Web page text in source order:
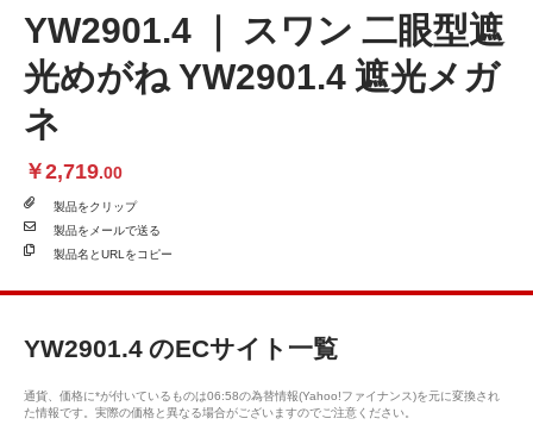
YW2901.4 ｜ スワン 二眼型遮
光めがね YW2901.4 遮光メガ
ネ
￥2,719.00
製品をクリップ
製品を メールで送る
製品名とURLをコピー
YW2901.4のECサイト一覧
通貨、価格に*が付いているものは06:58の為替情報(Yahoo!ファイナンス)を元に変換され
た情報です。実際の価格と異なる場合がございますのでご注意ください。